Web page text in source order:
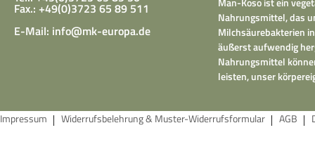
Fax.: +49(0)3723 65 89 511
E-Mail: info@mk-europa.de
Nahrungsmittel, das
Milchsäurebakterien
äußerst aufwendig
Nahrungsmittel
leisten, unser
Impressum Widerrufsbelehrung & Muster-Widerrufsformular AGB